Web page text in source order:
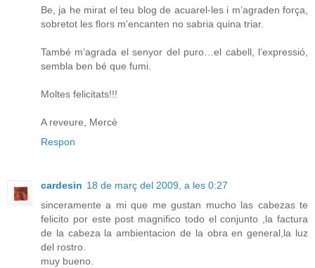
Be, ja he mirat el teu blog de acuarel-les i m’agraden força,
sobretot les flors m’encanten no sabria quina triar.
També m’agrada el senyor del puro…el cabell, l’expressió,
sembla ben bé que fumi.
Moltes felicitats!!!
A reveure, Mercè
Respon
cardesin 18 de març del 2009, a les 0:27
sinceramente a mi que me gustan mucho las cabezas te
felicito por este post magnifico todo el conjunto ,la factura
de la cabeza la ambientacion de la obra en general,la luz
del rostro.
muy bueno.